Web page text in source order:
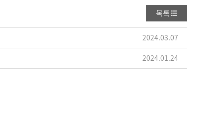
목록
2024.03.07
2024.01.24